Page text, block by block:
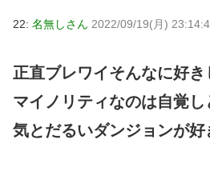
22: 名無しさん 2022/09/19(月)
正直ブレワイそんなに好
マイノリティなのは自覚し
気とだるいダンジョンが好